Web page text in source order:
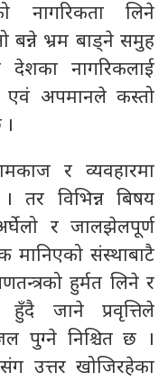
नागरिकता लिने
बन्ने भ्रम बाड्ने समुह
नागरिकलाई
एवं अपमानले कस्तो
र व्यवहारमा
तर विभिन्न बिषय
र जालझेलपूर्ण
मानिएको संस्थाबाटै
हुर्मत लिने र
जाने प्रवृत्तिले
पुग्ने निश्चित छ ।
उत्तर खोजिरहेका